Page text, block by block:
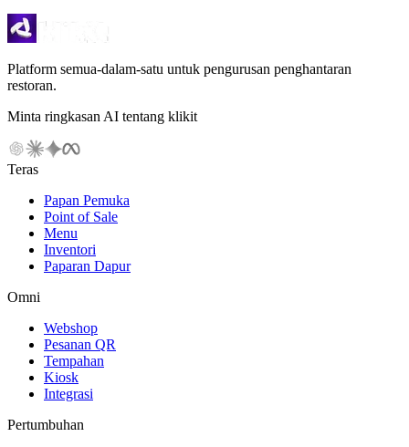
Platform semua-dalam-satu untuk pengurusan penghantaran
restoran.
Minta ringkasan AI tentang klikit
Teras
Papan Pemuka
Point of Sale
Menu
Inventori
Paparan Dapur
Omni
Webshop
Pesanan QR
Tempahan
Kiosk
Integrasi
Pertumbuhan